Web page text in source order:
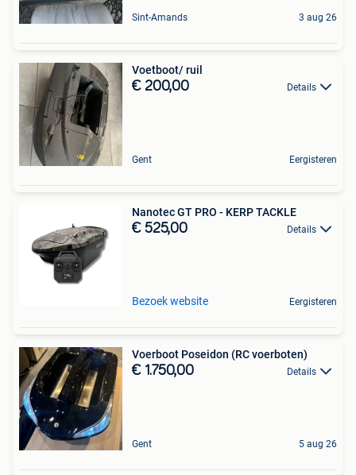
Sint-Amands 3 aug 26
Voetboot/ ruil
€ 200,00 Details
Gent Eergisteren
Nanotec GT PRO - KERP TACKLE
€ 525,00 Details
Bezoek website Eergisteren
Voerboot Poseidon (RC voerboten)
€ 1.750,00 Details
Gent 5 aug 26